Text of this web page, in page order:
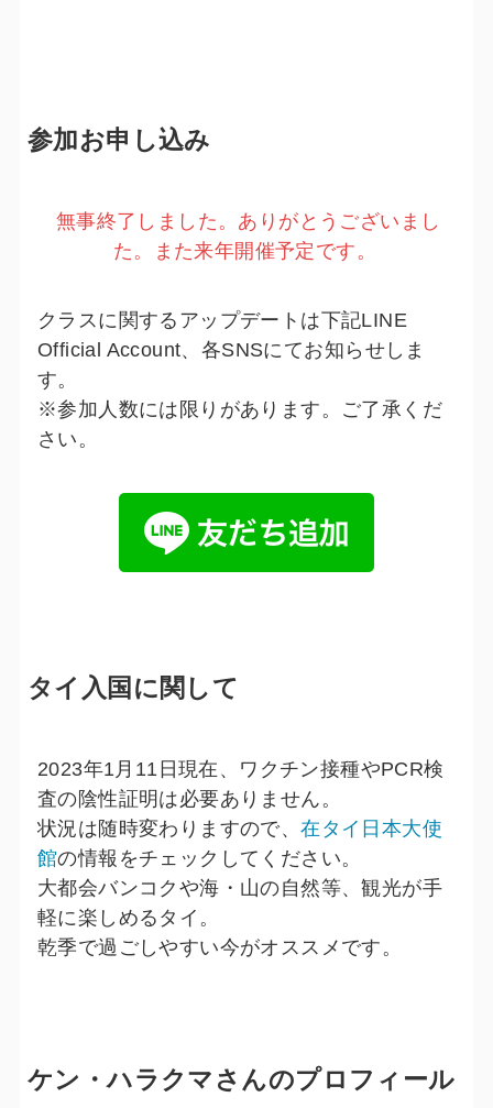
参加お申し込み
無事終了しました。ありがとうございまし
た。また来年開催予定です。
クラスに関するアップデートは下記LINE
Official Account、各SNSにてお知らせしま
す。
※参加人数には限りがあります。ご了承くだ
さい。
タイ入国に関して
2023年1月11日現在、ワクチン接種やPCR検
査の陰性証明は必要ありません。
状況は随時変わりますので、在タイ日本大使
館の情報をチェックしてください。
大都会バンコクや海・山の自然等、観光が手
軽に楽しめるタイ。
乾季で過ごしやすい今がオススメです。
ケン・ハラクマさんのプロフィール